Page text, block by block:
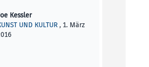
Kessler
UND KULTUR , 1. März